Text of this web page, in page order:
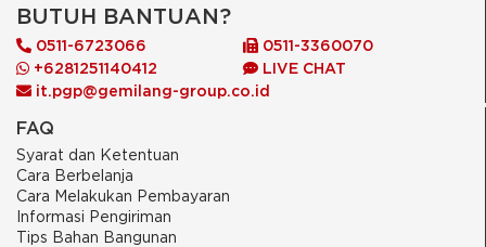
BUTUH BANTUAN?
0511-6723066
0511-3360070
+6281251140412
LIVE CHAT
it.pgp@gemilang-group.co.id
FAQ
Syarat dan Ketentuan
Cara Berbelanja
Cara Melakukan Pembayaran
Informasi Pengiriman
Tips Bahan Bangunan